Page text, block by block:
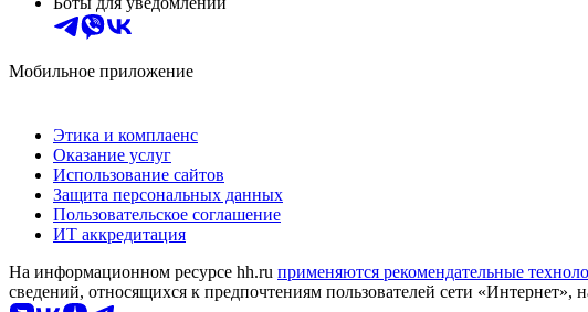
Мобильное приложение
Этика и комплаенс
Оказание услуг
Использование сайтов
Защита персональных данных
Пользовательское соглашение
ИТ аккредитация
На информационном ресурсе hh.ru применяются рекомендательные
сведений, относящихся к предпочтениям пользователей сети